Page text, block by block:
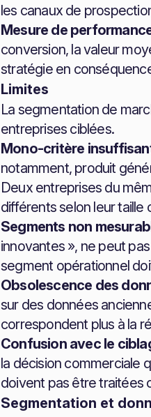
les canaux de
Mesure de
conversion, la valeur
stratégie en
Limites
La segmentation de
entreprises ciblées.
Mono-critère
notamment, produit
Deux entreprises du
différents selon leur taille
Segments non
innovantes », ne peut
segment opérationnel
Obsolescence des
sur des données
correspondent plus à la
Confusion avec le
la décision commerciale
doivent pas être traitées
Segmentation et